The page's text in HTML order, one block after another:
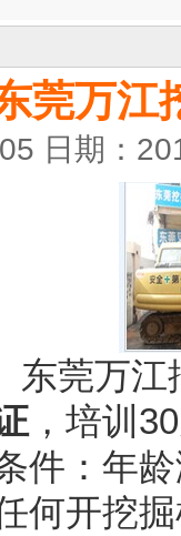
莞万江
日期：
东莞万江
，培训
件：年
何开挖